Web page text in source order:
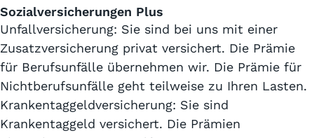
Sozialversicherungen Plus
Unfallversicherung: Sie sind bei uns mit einer
Zusatzversicherung privat versichert. Die Prämie
für Berufsunfälle übernehmen wir. Die Prämie für
Nichtberufsunfälle geht teilweise zu Ihren Lasten.
Krankentaggeldversicherung: Sie sind
Krankentaggeld versichert. Die Prämien